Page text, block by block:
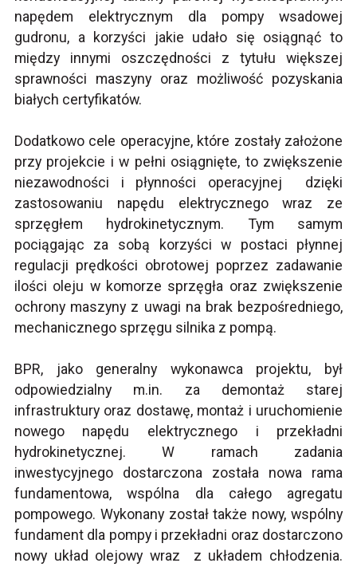
napędem elektrycznym dla pompy wsadowej
gudronu, a korzyści jakie udało się osiągnąć to
między innymi oszczędności z tytułu większej
sprawności maszyny oraz możliwość pozyskania
białych certyfikatów.
Dodatkowo cele operacyjne, które zostały założone
przy projekcie i w pełni osiągnięte, to zwiększenie
niezawodności i płynności operacyjnej dzięki
zastosowaniu napędu elektrycznego wraz ze
sprzęgłem hydrokinetycznym. Tym samym
pociągając za sobą korzyści w postaci płynnej
regulacji prędkości obrotowej poprzez zadawanie
ilości oleju w komorze sprzęgła oraz zwiększenie
ochrony maszyny z uwagi na brak bezpośredniego,
mechanicznego sprzęgu silnika z pompą.
BPR, jako generalny wykonawca projektu, był
odpowiedzialny m.in. za demontaż starej
infrastruktury oraz dostawę, montaż i uruchomienie
nowego napędu elektrycznego i przekładni
hydrokinetycznej. W ramach zadania
inwestycyjnego dostarczona została nowa rama
fundamentowa, wspólna dla całego agregatu
pompowego. Wykonany został także nowy, wspólny
fundament dla pompy i przekładni oraz dostarczono
nowy układ olejowy wraz z układem chłodzenia.